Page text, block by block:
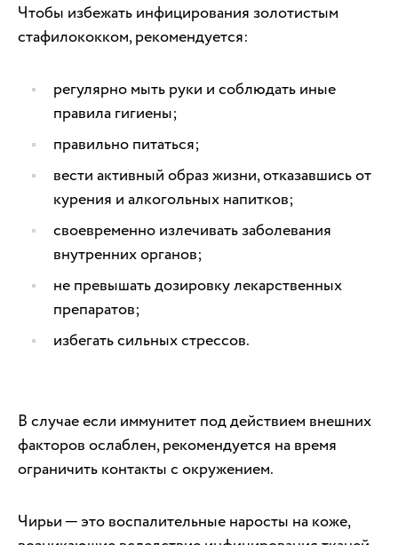
Чтобы избежать инфицирования золотистым
стафилококком, рекомендуется:
регулярно мыть руки и соблюдать иные
правила гигиены;
правильно питаться;
вести активный образ жизни, отказавшись от
курения и алкогольных напитков;
своевременно излечивать заболевания
внутренних органов;
не превышать дозировку лекарственных
препаратов;
избегать сильных стрессов.
В случае если иммунитет под действием внешних
факторов ослаблен, рекомендуется на время
ограничить контакты с окружением.
Чирьи ─ это воспалительные наросты на коже,